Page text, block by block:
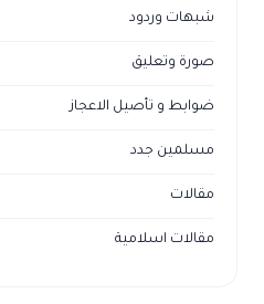
شبهات وردود
صورة وتعليق
ضوابط و تأصيل الاعجاز
مسلمين جدد
مقالات
مقالات اسلامية